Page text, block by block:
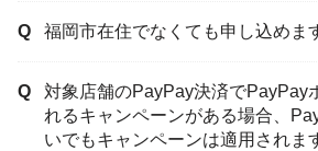
福岡市在住でなくても申し込めま
対象店舗のPayPay決済でPayPay
れるキャンペーンがある場合、
いでもキャンペーンは適用されま